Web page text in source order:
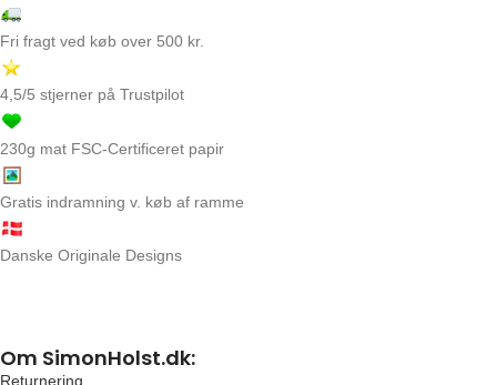
Fri fragt ved køb over 500 kr.
4,5/5 stjerner på Trustpilot
230g mat FSC-Certificeret papir
Gratis indramning v. køb af ramme
Danske Originale Designs
Om SimonHolst.dk:
Returnering